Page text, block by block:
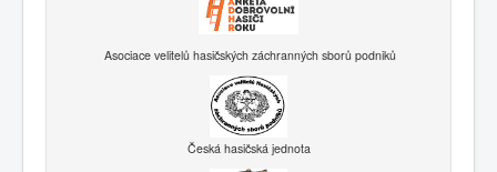
Asociace velitelů hasičských záchranných sborů podniků
Česká hasičská jednota